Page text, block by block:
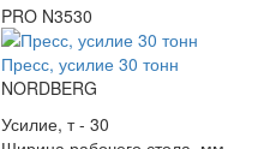
PRO N3530
Пресс, усилие 30 тонн
NORDBERG
Усилие, т - 30